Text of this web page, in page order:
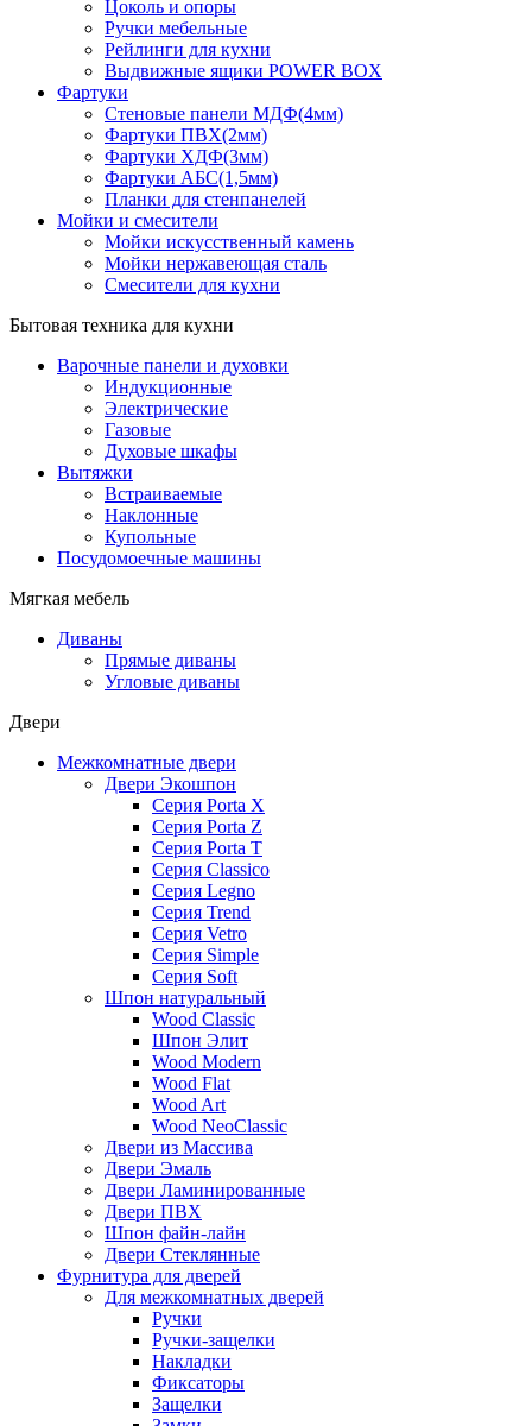
Цоколь и опоры
Ручки мебельные
Рейлинги для кухни
Выдвижные ящики POWER BOX
Фартуки
Стеновые панели МДФ(4мм)
Фартуки ПВХ(2мм)
Фартуки ХДФ(3мм)
Фартуки АБС(1,5мм)
Планки для стенпанелей
Мойки и смесители
Мойки искусственный камень
Мойки нержавеющая сталь
Смесители для кухни
Бытовая техника для кухни
Варочные панели и духовки
Индукционные
Электрические
Газовые
Духовые шкафы
Вытяжки
Встраиваемые
Наклонные
Купольные
Посудомоечные машины
Мягкая мебель
Диваны
Прямые диваны
Угловые диваны
Двери
Межкомнатные двери
Двери Экошпон
Серия Porta X
Серия Porta Z
Серия Porta T
Серия Classico
Серия Legno
Серия Trend
Серия Vetro
Серия Simple
Серия Soft
Шпон натуральный
Wood Classic
Шпон Элит
Wood Modern
Wood Flat
Wood Art
Wood NeoClassic
Двери из Массива
Двери Эмаль
Двери Ламинированные
Двери ПВХ
Шпон файн-лайн
Двери Стеклянные
Фурнитура для дверей
Для межкомнатных дверей
Ручки
Ручки-защелки
Накладки
Фиксаторы
Защелки